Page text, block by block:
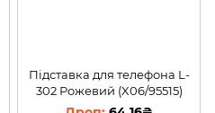
Підставка для телефона L-
302 Рожевий (X06/95515)